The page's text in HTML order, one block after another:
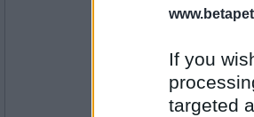
If you
targeted
Antal inlägg:
Falskt